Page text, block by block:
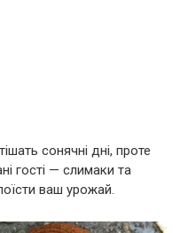
сонячні дні, проте
гості — слимаки та
ваш урожай.